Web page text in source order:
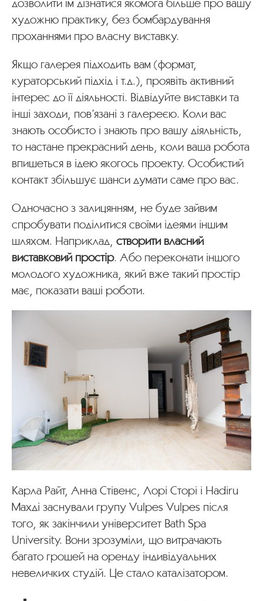
дозволити їм дізнатися якомога більше про вашу
художню практику, без бомбардування
проханнями про власну виставку.
Якщо галерея підходить вам (формат,
кураторський підхід і т.д.), проявіть активний
інтерес до її діяльності. Відвідуйте виставки та
інші заходи, пов’язані з галереєю. Коли вас
знають особисто і знають про вашу діяльність,
то настане прекрасний день, коли ваша робота
впишеться в ідею якогось проекту. Особистий
контакт збільшує шанси думати саме про вас.
Одночасно з залицянням, не буде зайвим
спробувати поділитися своїми ідеями іншим
шляхом. Наприклад, створити власний
виставковий простір. Або переконати іншого
молодого художника, який вже такий простір
має, показати ваші роботи.
Карла Райт, Анна Стівенс, Лорі Сторі і Hadiru
Махді заснували групу Vulpes Vulpes після
того, як закінчили університет Bath Spa
University. Вони зрозуміли, що витрачають
багато грошей на оренду індивідуальних
невеличких студій. Це стало каталізатором.